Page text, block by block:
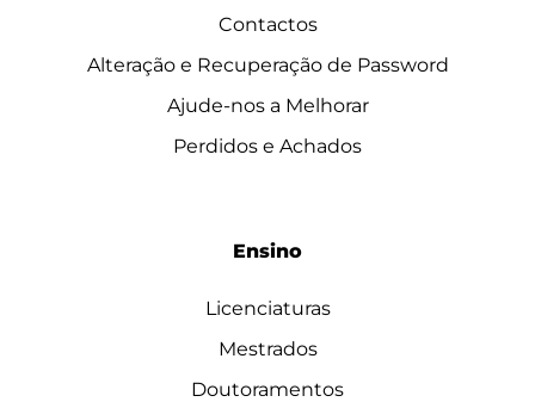
Contactos
Alteração e Recuperação de Password
Ajude-nos a Melhorar
Perdidos e Achados
Ensino
Licenciaturas
Mestrados
Doutoramentos